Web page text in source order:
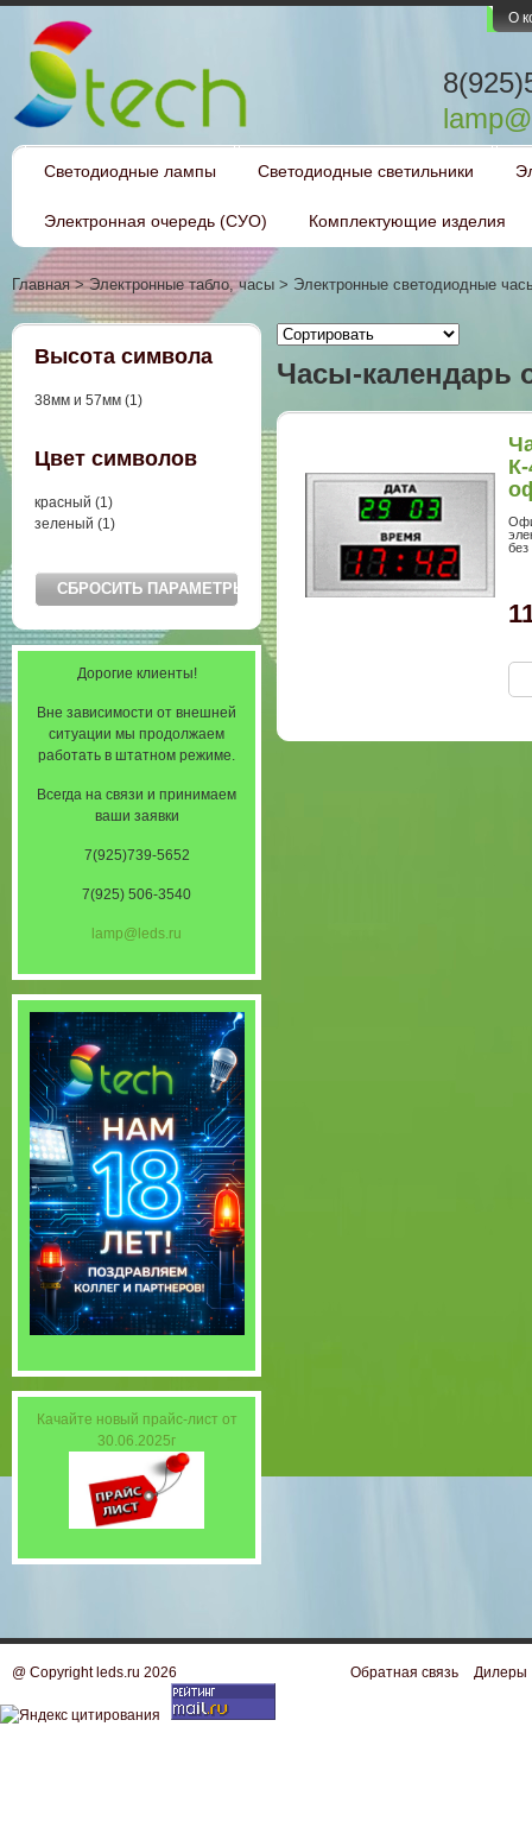
О
Светодиодные лампы Светодиодные светильники
Электронная очередь (СУО) Комплектующие изделия
Главная>Электронные табло, часы > Электронные светодиодные
Часы-календарь
без
Высота символа
38мм и 57мм (1)
Цвет символов
красный (1)
зеленый (1)
Дорогие клиенты!
Вне зависимости от внешней
ситуации мы продолжаем
работать в штатном режиме.
Всегда на связи и принимаем
ваши заявки
7(925)739-5652
7(925) 506-3540
lamp@leds.ru
Качайте новый прайс-лист от
30.06.2025г
@ Copyright leds.ru 2026 Обратная связь Дилеры